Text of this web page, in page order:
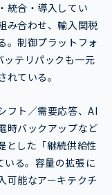
統合・導入してい
み合わせ、輸入関税
。制御プラットフォ
テリパックも一元
れている。
フト／需要応答、AI
時バックアップなど
とした「継続供給性
る。容量の拡張に
可能なアーキテクチ